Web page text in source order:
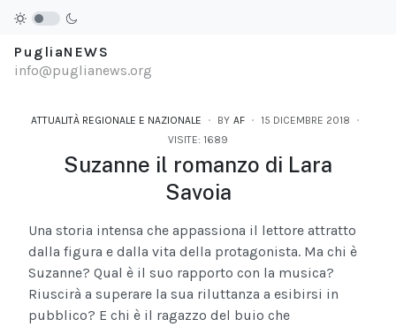
PugliaNEWS
info@puglianews.org
ATTUALITÀ REGIONALE E NAZIONALE BY AF
15 DICEMBRE 2018
VISITE: 1689
Suzanne il romanzo di Lara
Savoia
Una storia intensa che appassiona il lettore attratto
dalla figura e dalla vita della protagonista. Ma chi è
Suzanne? Qual è il suo rapporto con la musica?
Riuscirà a superare la sua riluttanza a esibirsi in
pubblico? E chi è il ragazzo del buio che